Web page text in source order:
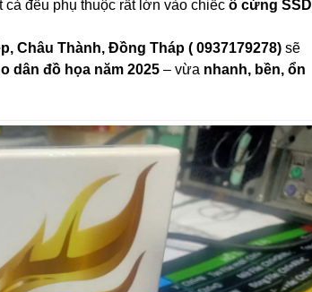
cả đều phụ thuộc rất lớn vào chiếcổ cứng SSD
Châu Thành, Đồng Tháp ( 0937179278) sẽ
dân đồ họa năm 2025 – vừa nhanh, bền, ổn